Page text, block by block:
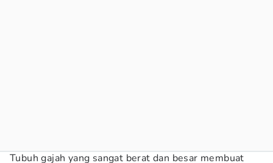
Tubuh gajah yang sangat berat dan besar membuat